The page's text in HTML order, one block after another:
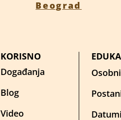
Beograd
KORISNO
Događanja
Blog
Video